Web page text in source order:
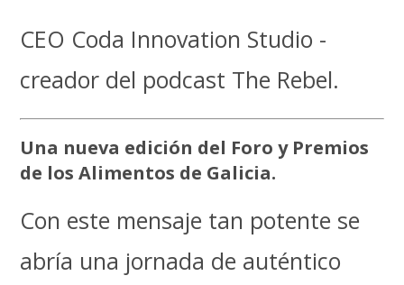
CEO Coda Innovation Studio -
creador del podcast The Rebel.
Una nueva edición del Foro y Premios
de los Alimentos de Galicia.
Con este mensaje tan potente se
abría una jornada de auténtico